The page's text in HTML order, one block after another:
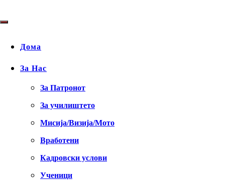
Дома
За Нас
За Патронот
За училиштето
Мисија/Визија/Мото
Вработени
Кадровски услови
Ученици